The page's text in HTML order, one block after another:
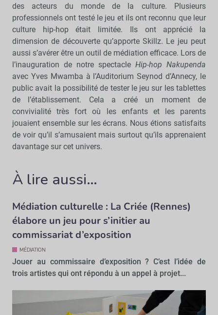
des acteurs du monde de la culture. Plusieurs
professionnels ont testé le jeu et ils ont reconnu que leur
culture hip-hop était limitée. Ils ont apprécié la
dimension de découverte qu’apporte Skillz. Le jeu peut
aussi s’avérer être un outil de médiation efficace. Lors de
l’inauguration de notre spectacle Hip-hop Nakupenda
avec Yves Mwamba à l’Auditorium Seynod d’Annecy, le
public avait la possibilité de tester le jeu sur les tablettes
de l’établissement. Cela a créé un moment de
convivialité très fort où les enfants et les parents
jouaient ensemble sur les écrans. Nous étions satisfaits
de voir qu’il s’amusaient mais surtout qu’ils apprenaient
davantage sur cet univers.
À lire aussi…
Médiation culturelle : La Criée (Rennes)
élabore un jeu pour s’initier au
commissariat d’exposition
MÉDIATION
Jouer au commissaire d’exposition ? C’est l’idée de
trois artistes qui ont répondu à un appel à projet...